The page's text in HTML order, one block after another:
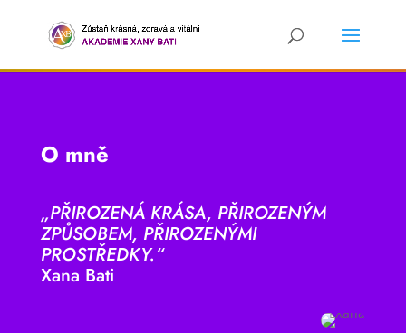
O mně
„PŘIROZENÁ KRÁSA, PŘIROZENÝM
ZPŮSOBEM, PŘIROZENÝMI
PROSTŘEDKY.“
Xana Bati